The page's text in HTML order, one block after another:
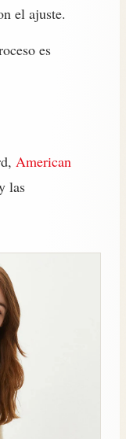
el ajuste.
es
American
las